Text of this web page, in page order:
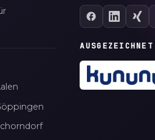
AUSGEZEICHNET